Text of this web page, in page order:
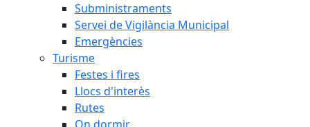
Subministraments
Servei de Vigilància Municipal
Emergències
Turisme
Festes i fires
Llocs d'interès
Rutes